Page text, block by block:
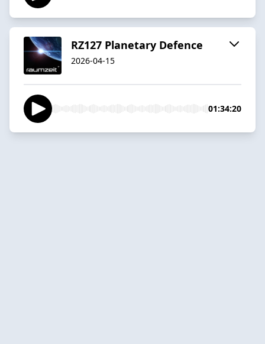
RZ127 Planetary Defence
2026-04-15
01:34:20